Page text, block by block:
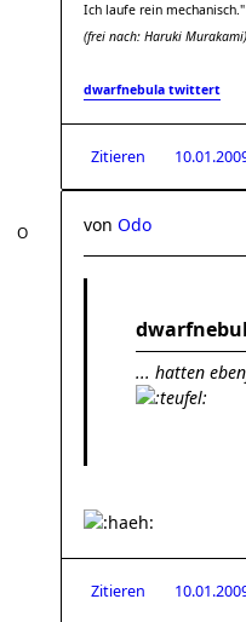
Ich laufe rein mechanisch."
(frei nach: Haruki Murakami)
dwarfnebula twittert
Zitieren
von Odo
... hatten
Zitieren